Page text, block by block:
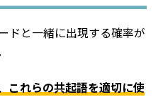
ドと一緒に出現する確率が
これらの共起語を適切に使